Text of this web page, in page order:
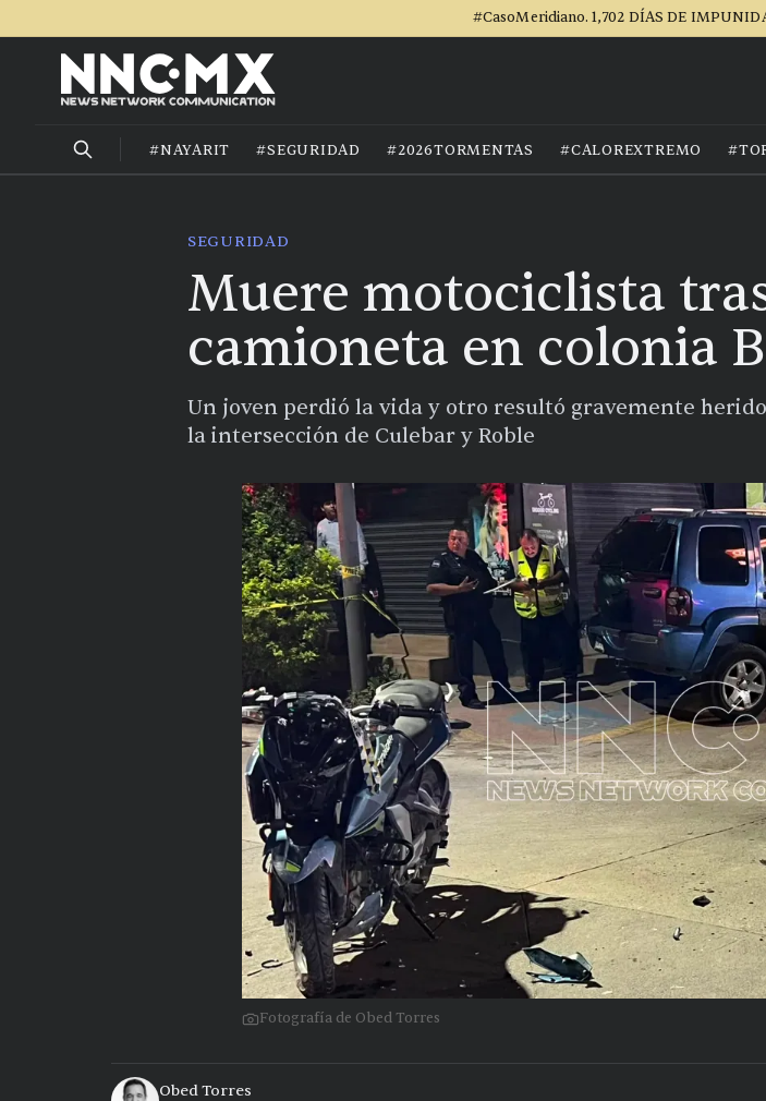
#CasoMeridiano. 1,702 DÍAS DE
#NAYARIT #SEGURIDAD #2026TORMENTAS #CALOREXTREMO
SEGURIDAD
Muere motociclista
camioneta en colonia
Un joven perdió la vida y otro resultó gravemente
la intersección de Culebar y Roble
Fotografía de Obed Torres
Obed Torres